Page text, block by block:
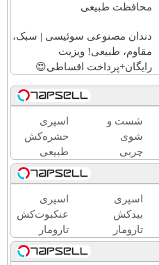
محافظت طبیعی
دندان مصنوعی سوئیسی | سبک،
مقاوم، طبیعی! ویزیت
رایگان+پرداخت اقساطی😍
شست و
شوی
چربی
های کبد
با
نوشیدنی
گیاهی(55%تخفیف)
اسپری
حشره‌کش
طبیعی
تارومار
سازگار با
محیط
زیست و با
محافظت
طبیعی
اسپری
بیدکش
تارومار
با
اثرفوری
اسپری
عنکبوت‌‌کش
تارومار
ازبین‌برنده
انواع